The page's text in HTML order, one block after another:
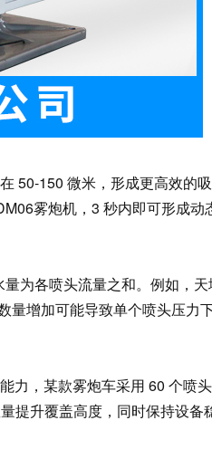
50-150 微米，形成更高效的
雾炮机，3 秒内即可形成动
为各喷头流量之和。例如，
量增加可能导致单个喷头压力
力，某款雾炮车采用 60 个喷
升覆盖高度，同时保持设备